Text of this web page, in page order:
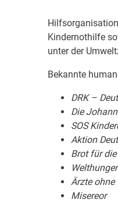
Kindernothilfe
unter der
Bekannte
DRK –
Die
SOS
Aktion
Brot für
Ärzte ohne
Misereor